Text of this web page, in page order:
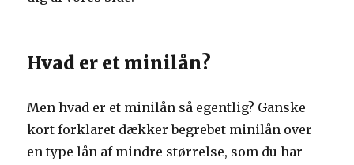
Hvad er et minilån?
Men hvad er et minilån så egentlig? Ganske
kort forklaret dækker begrebet minilån over
en type lån af mindre størrelse, som du har